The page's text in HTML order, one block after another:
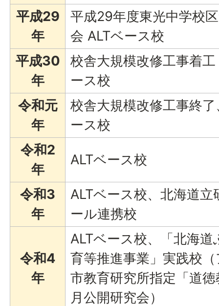
平成29
年
平成29年度東光中学校
会 ALTベース校
平成30
年
校舎大規模改修工事着
ース校
令和元
年
校舎大規模改修工事終
ース校
令和2
年
ALTベース校
令和3
年
ALTベース校、北海道
ール連携校
令和4
年
ALTベース校、「北海
育等推進事業」実践校
市教育研究所指定「道
月公開研究会）